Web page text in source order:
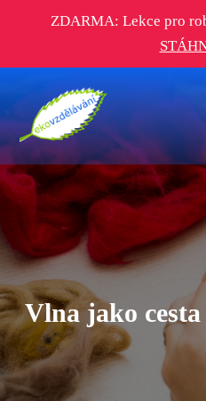
ZDARMA: Lekce pro
Vlna jako